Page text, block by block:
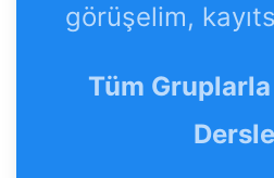
görüşelim,
Tüm Gruplarla